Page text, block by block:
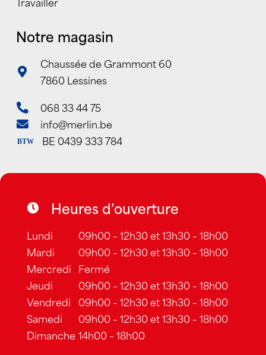
Notre magasin
Chaussée de Grammont 60
7860 Lessines
068 33 44 75
info@merlin.be
BTW BE 0439 333 784
Heures d’ouverture
Lundi
09h00 – 12h30 et 13h30 – 18h00
Mardi
09h00 – 12h30 et 13h30 – 18h00
Mercredi Fermé
Jeudi
09h00 – 12h30 et 13h30 – 18h00
Vendredi 09h00 – 12h30 et 13h30 – 18h00
Samedi
09h00 – 12h30 et 13h30 – 18h00
Dimanche 14h00 – 18h00